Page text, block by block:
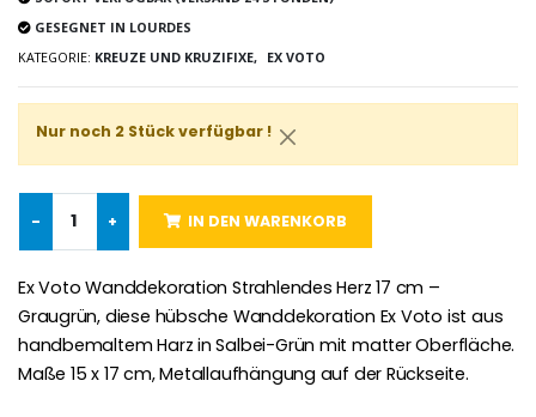
Heiliges Salböl
Novenen-Kerze für eine Heilung - 17.5cm
€4.90
6 Kerzen Farbe Weiss
€5.00
GESEGNET IN LOURDES
KATEGORIE: KREUZE UND KRUZIFIXE, EX VOTO
Nur noch 2 Stück verfügbar !
- + IN DEN WARENKORB
Ex Voto Wanddekoration Strahlendes Herz 17 cm –
Graugrün, diese hübsche Wanddekoration Ex Voto ist aus
handbemaltem Harz in Salbei-Grün mit matter Oberfläche.
Maße 15 x 17 cm, Metallaufhängung auf der Rückseite.